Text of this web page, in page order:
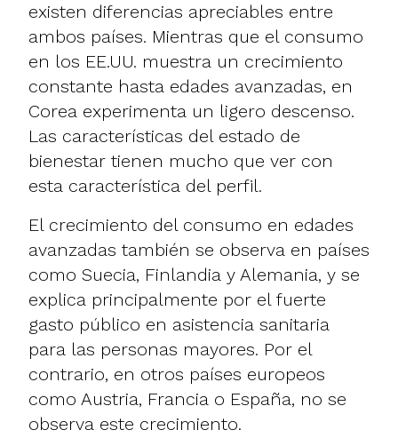
existen diferencias apreciables entre
ambos países. Mientras que el consumo
en los EE.UU. muestra un crecimiento
constante hasta edades avanzadas, en
Corea experimenta un ligero descenso.
Las características del estado de
bienestar tienen mucho que ver con
esta característica del perfil.
El crecimiento del consumo en edades
avanzadas también se observa en países
como Suecia, Finlandia y Alemania, y se
explica principalmente por el fuerte
gasto público en asistencia sanitaria
para las personas mayores. Por el
contrario, en otros países europeos
como Austria, Francia o España, no se
observa este crecimiento.